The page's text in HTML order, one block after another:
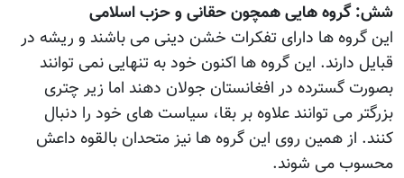
شش: گروه هایی همچون حقانی و حزب اسلامی
این گروه ها دارای تفکرات خشن دینی می باشند و ریشه در
قبایل دارند. این گروه ها اکنون خود به تنهایی نمی توانند
بصورت گسترده در افغانستان جولان دهند اما زیر چتری
بزرگتر می توانند علاوه بر بقا، سیاست های خود را دنبال
کنند. از همین روی این گروه ها نیز متحدان بالقوه داعش
محسوب می شوند.